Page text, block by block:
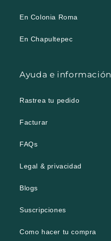
En Colonia Roma
En Chapultepec
Ayuda e información
Rastrea tu pedido
Facturar
FAQs
Legal & privacidad
Blogs
Suscripciones
Como hacer tu compra